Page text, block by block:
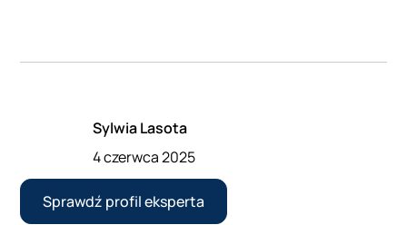
Sylwia Lasota
4 czerwca 2025
Sprawdź profil eksperta